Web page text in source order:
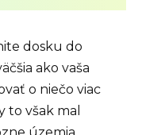
dosku do
ako vaša
o niečo viac
to však mal